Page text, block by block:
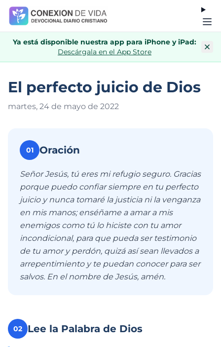
Ya está disponible nuestra app para iPhone y iPad:
Descárgala en el App Store
El perfecto juicio de Dios
martes, 24 de mayo de 2022
01 Oración
Señor Jesús, tú eres mi refugio seguro. Gracias
porque puedo confiar siempre en tu perfecto
juicio y nunca tomaré la justicia ni la venganza
en mis manos; enséñame a amar a mis
enemigos como tú lo hiciste con tu amor
incondicional, para que pueda ser testimonio
de tu amor y perdón, quizá así sean llevados a
arrepentimiento y te puedan conocer para ser
salvos. En el nombre de Jesús, amén.
02 Lee la Palabra de Dios